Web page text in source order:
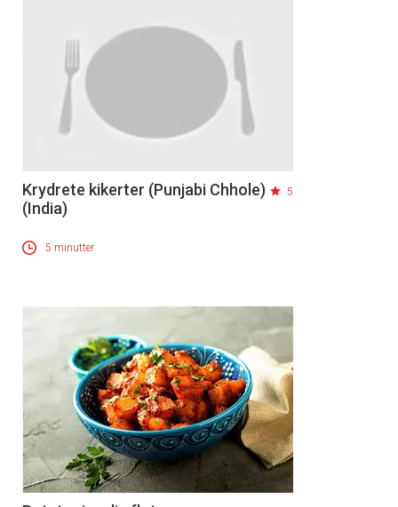
Krydrete kikerter (Punjabi Chhole)
(India)
5
5 minutter